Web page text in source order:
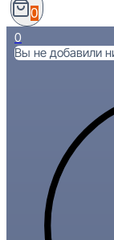
0
0
Вы не добавили